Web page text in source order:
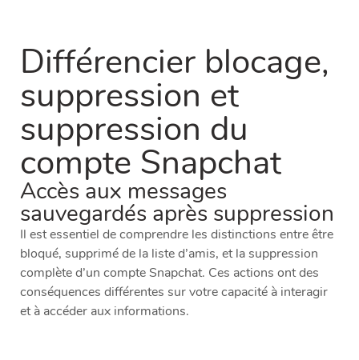
Différencier blocage,
suppression et
suppression du
compte Snapchat
Accès aux messages
sauvegardés après suppression
Il est essentiel de comprendre les distinctions entre être
bloqué, supprimé de la liste d’amis, et la suppression
complète d’un compte Snapchat. Ces actions ont des
conséquences différentes sur votre capacité à interagir
et à accéder aux informations.